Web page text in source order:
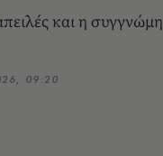
και η συγγνώμη
09:20